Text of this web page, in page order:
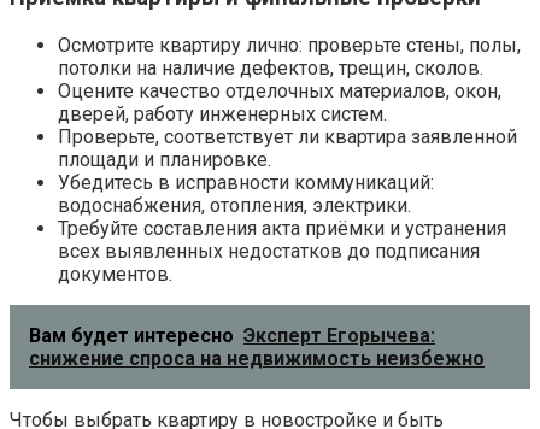
Осмотрите квартиру лично: проверьте стены, полы,
потолки на наличие дефектов, трещин, сколов.
Оцените качество отделочных материалов, окон,
дверей, работу инженерных систем.
Проверьте, соответствует ли квартира заявленной
площади и планировке.
Убедитесь в исправности коммуникаций:
водоснабжения, отопления, электрики.
Требуйте составления акта приёмки и устранения
всех выявленных недостатков до подписания
документов.
Вам будет интересно Эксперт Егорычева:
снижение спроса на недвижимость неизбежно
Чтобы выбрать квартиру в новостройке и быть